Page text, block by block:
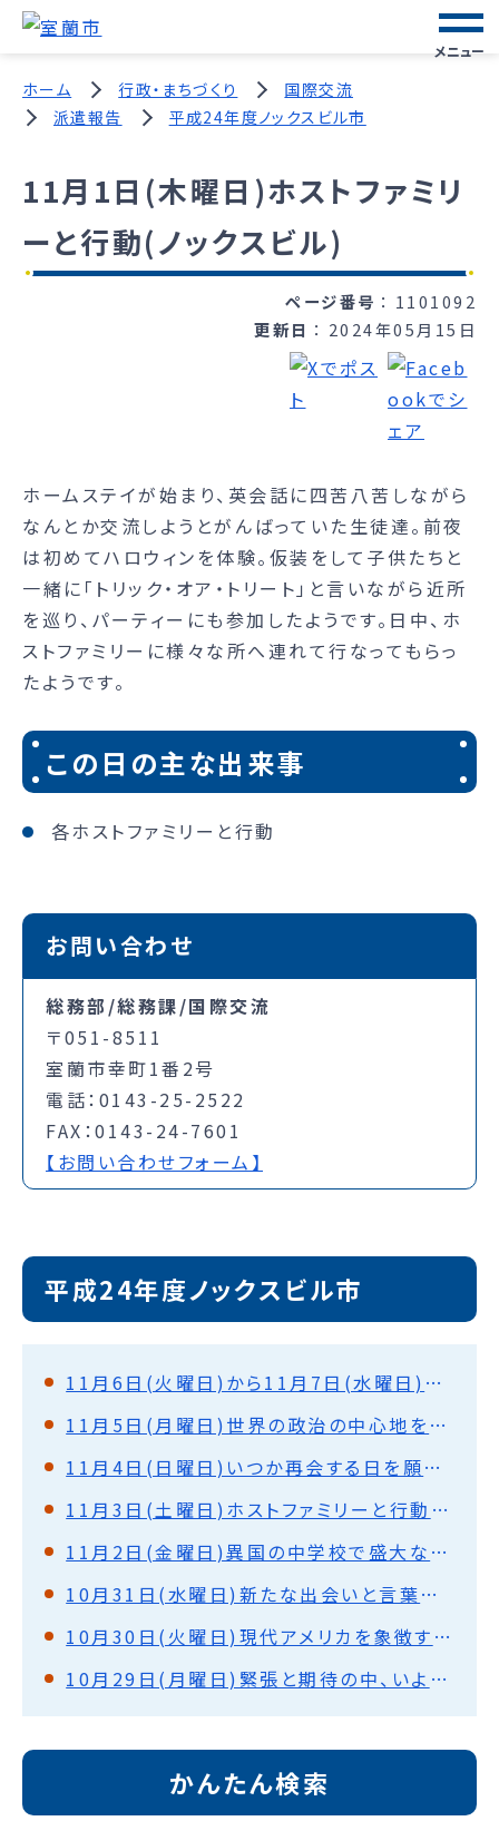
メニュー
ホーム 行政・まちづくり
国際交流
派遣報告
平成24年度ノックスビル市
11月1日(木曜日)ホストファミリ
ーと行動(ノックスビル)
ページ番号
1101092
更新日
2024年05月15日
ホームステイが始まり、英会話に四苦八苦しながら
なんとか交流しようとがんばっていた生徒達。前夜
は初めてハロウィンを体験。仮装をして子供たちと
一緒に「トリック・オア・トリート」と言いながら近所
を巡り、パーティーにも参加したようです。日中、ホ
ストファミリーに様々な所へ連れて行なってもらっ
たようです。
この日の主な出来事
各ホストファミリーと行動
お問い合わせ
総務部/総務課/国際交流
〒051-8511
室蘭市幸町1番2号
電話：0143-25-2522
FAX：0143-24-7601
【お問い合わせフォーム】
平成24年度ノックスビル市
11月6日(火曜日)から11月7日(水曜日)さようなら、アメリカ。またいつか。
11月5日(月曜日)世界の政治の中心地を巡って(ワシントンD.C.)
11月4日(日曜日)いつか再会する日を願って(ノックスビル)
11月3日(土曜日)ホストファミリーと行動(ノックスビル)
11月2日(金曜日)異国の中学校で盛大な歓迎式・授業体験(ノックスビル)
10月31日(水曜日)新たな出会いと言葉の壁を越えて・ホストファミリーと対面(ノックスビル)
10月30日(火曜日)現代アメリカを象徴する街を見て(シカゴ)
10月29日(月曜日)緊張と期待の中、いよいよ出発！
かんたん検索